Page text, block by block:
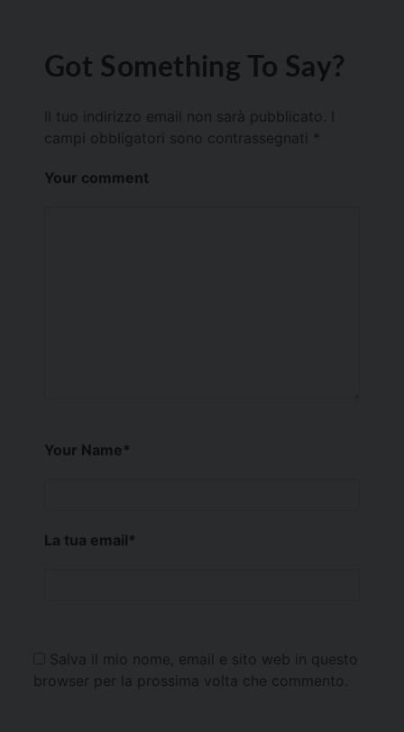
Got Something To Say?
Il tuo indirizzo email non sarà pubblicato.
campi obbligatori sono contrassegnati *
Your comment
Your Name*
La tua email*
Salva il mio nome, email e sito web in questo
browser per la prossima volta che commento.